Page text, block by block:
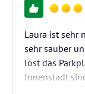
Laura ist sehr
sehr sauber
löst das
Innenstadt